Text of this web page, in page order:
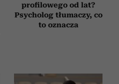
profilowego od lat?
Psycholog tłumaczy, co
to oznacza